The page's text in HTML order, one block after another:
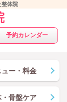
整体院
予約カレンダー
ー・料金
骨盤ケア